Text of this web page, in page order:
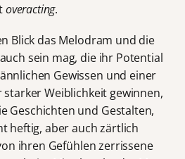
overacting.
Blick das Melodram und die
sein mag, die ihr Potential
Gewissen und einer
Weiblichkeit gewinnen,
Geschichten und Gestalten,
heftig, aber auch zärtlich
ihren Gefühlen zerrissene